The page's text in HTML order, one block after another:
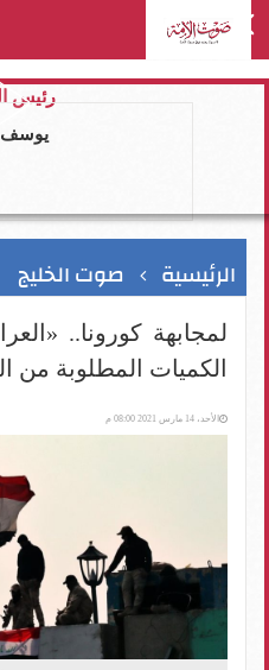
رئيس
يوسف
الرئيسية صوت الخليج
لمجابهة كورونا..
الكميات المطلوبة من
الأحد، 14 مارس 2021 08:00 م